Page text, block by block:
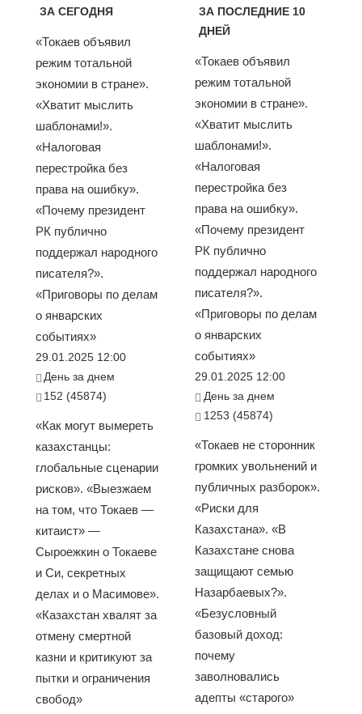
ЗА СЕГОДНЯ
«Токаев объявил
режим тотальной
экономии в стране».
«Хватит мыслить
шаблонами!».
«Налоговая
перестройка без
права на ошибку».
«Почему президент
РК публично
поддержал народного
писателя?».
«Приговоры по делам
о январских
событиях»
29.01.2025 12:00
День за днем
152 (45874)
«Как могут вымереть
казахстанцы:
глобальные сценарии
рисков». «Выезжаем
на том, что Токаев —
китаист» —
Сыроежкин о Токаеве
и Си, секретных
делах и о Масимове».
«Казахстан хвалят за
отмену смертной
казни и критикуют за
пытки и ограничения
свобод»
ЗА ПОСЛЕДНИЕ 10
ДНЕЙ
«Токаев объявил
режим тотальной
экономии в стране».
«Хватит мыслить
шаблонами!».
«Налоговая
перестройка без
права на ошибку».
«Почему президент
РК публично
поддержал народного
писателя?».
«Приговоры по делам
о январских
событиях»
29.01.2025 12:00
День за днем
1253 (45874)
«Токаев не сторонник
громких увольнений и
публичных разборок».
«Риски для
Казахстана». «В
Казахстане снова
защищают семью
Назарбаевых?».
«Безусловный
базовый доход:
почему
заволновались
адепты «старого»